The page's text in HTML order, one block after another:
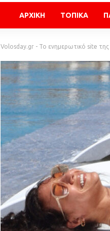
ΑΡΧΙΚΗ ΤΟΠΙΚΑ
Volosday.gr - Το ενημερωτικό site της